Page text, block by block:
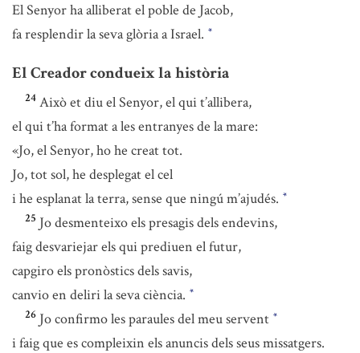
El Senyor ha alliberat el poble de Jacob,
fa resplendir la seva glòria a Israel. *
El Creador condueix la història
24 Això et diu el Senyor, el qui t’allibera,
el qui t’ha format a les entranyes de la mare:
«Jo, el Senyor, ho he creat tot.
Jo, tot sol, he desplegat el cel
i he esplanat la terra, sense que ningú m’ajudés. *
25 Jo desmenteixo els presagis dels endevins,
faig desvariejar els qui prediuen el futur,
capgiro els pronòstics dels savis,
canvio en deliri la seva ciència. *
26 Jo confirmo les paraules del meu servent *
i faig que es compleixin els anuncis dels seus missatgers.